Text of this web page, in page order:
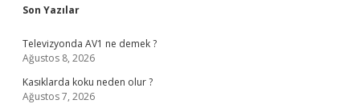
Sidebar
Son Yazılar
Televizyonda AV1 ne demek ?
Ağustos 8, 2026
Kasıklarda koku neden olur ?
Ağustos 7, 2026